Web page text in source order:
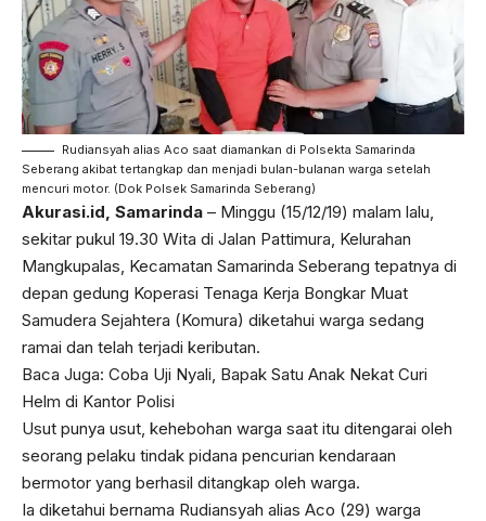
Rudiansyah alias Aco saat diamankan di Polsekta Samarinda
Seberang akibat tertangkap dan menjadi bulan-bulanan warga setelah
mencuri motor. (Dok Polsek Samarinda Seberang)
Akurasi.id, Samarinda – Minggu (15/12/19) malam lalu,
sekitar pukul 19.30 Wita di Jalan Pattimura, Kelurahan
Mangkupalas, Kecamatan Samarinda Seberang tepatnya di
depan gedung Koperasi Tenaga Kerja Bongkar Muat
Samudera Sejahtera (Komura) diketahui warga sedang
ramai dan telah terjadi keributan.
Baca Juga: Coba Uji Nyali, Bapak Satu Anak Nekat Curi
Helm di Kantor Polisi
Usut punya usut, kehebohan warga saat itu ditengarai oleh
seorang pelaku tindak pidana pencurian kendaraan
bermotor yang berhasil ditangkap oleh warga.
Ia diketahui bernama Rudiansyah alias Aco (29) warga